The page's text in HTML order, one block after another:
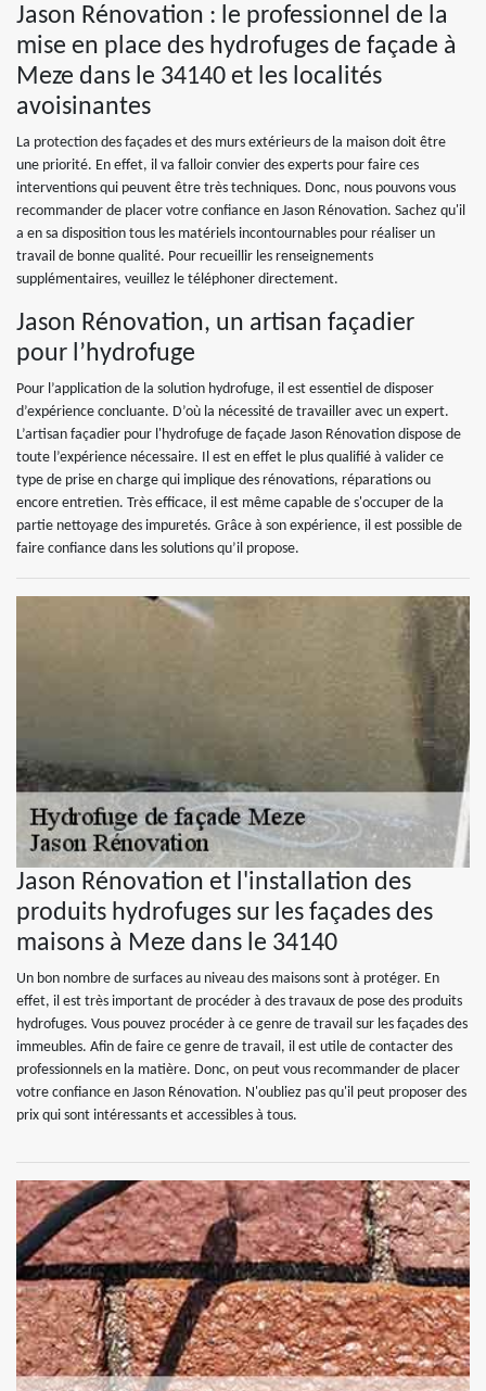
Jason Rénovation : le professionnel de la
mise en place des hydrofuges de façade à
Meze dans le 34140 et les localités
avoisinantes
La protection des façades et des murs extérieurs de la maison doit être
une priorité. En effet, il va falloir convier des experts pour faire ces
interventions qui peuvent être très techniques. Donc, nous pouvons vous
recommander de placer votre confiance en Jason Rénovation. Sachez qu'il
a en sa disposition tous les matériels incontournables pour réaliser un
travail de bonne qualité. Pour recueillir les renseignements
supplémentaires, veuillez le téléphoner directement.
Jason Rénovation, un artisan façadier
pour l’hydrofuge
Pour l’application de la solution hydrofuge, il est essentiel de disposer
d’expérience concluante. D’où la nécessité de travailler avec un expert.
L’artisan façadier pour l'hydrofuge de façade Jason Rénovation dispose de
toute l’expérience nécessaire. Il est en effet le plus qualifié à valider ce
type de prise en charge qui implique des rénovations, réparations ou
encore entretien. Très efficace, il est même capable de s'occuper de la
partie nettoyage des impuretés. Grâce à son expérience, il est possible de
faire confiance dans les solutions qu’il propose.
Jason Rénovation et l'installation des
produits hydrofuges sur les façades des
maisons à Meze dans le 34140
Un bon nombre de surfaces au niveau des maisons sont à protéger. En
effet, il est très important de procéder à des travaux de pose des produits
hydrofuges. Vous pouvez procéder à ce genre de travail sur les façades des
immeubles. Afin de faire ce genre de travail, il est utile de contacter des
professionnels en la matière. Donc, on peut vous recommander de placer
votre confiance en Jason Rénovation. N'oubliez pas qu'il peut proposer des
prix qui sont intéressants et accessibles à tous.